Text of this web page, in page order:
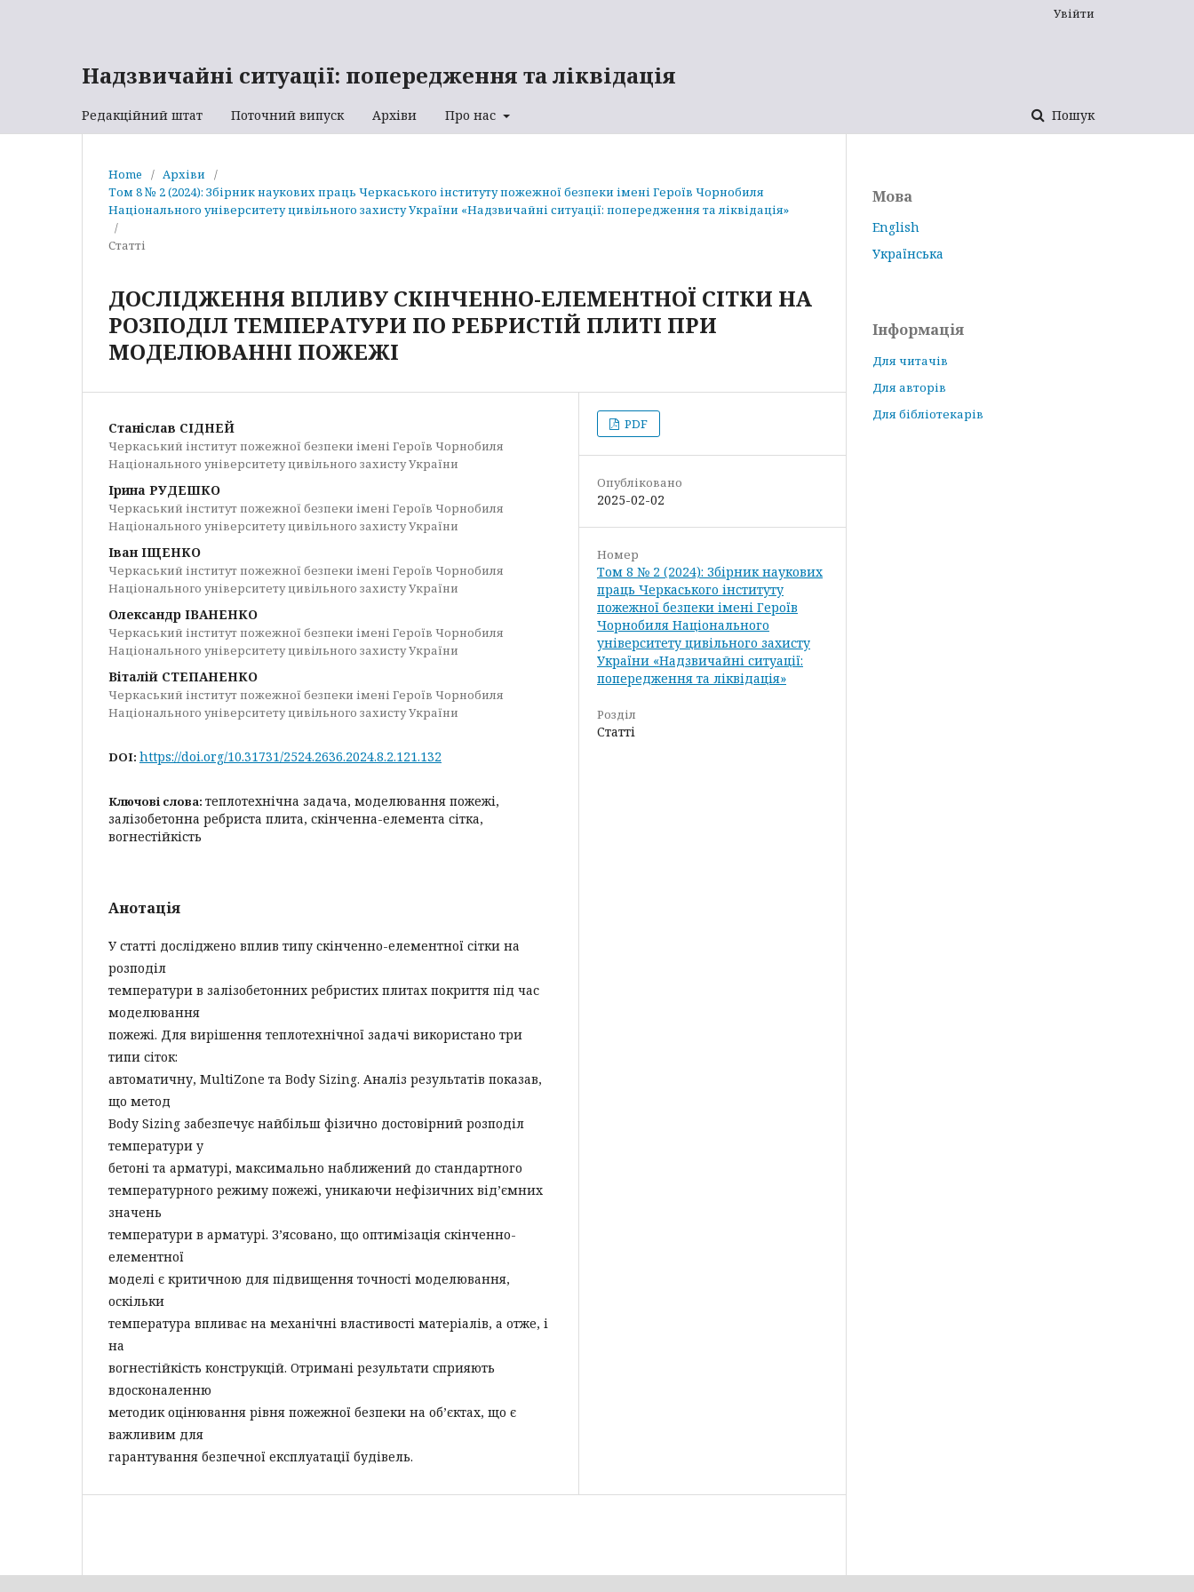
Надзвичайні ситуації: попередження та ліквідація
Редакційний штат Поточний випуск Архіви Про нас Пошук
Увійти
Home / Архіви
/
Том 8 № 2 (2024): Збірник наукових праць Черкаського інституту пожежної безпеки імені Героїв Чорнобиля
Національного університету цивільного захисту України «Надзвичайні ситуації: попередження та ліквідація»
/
Статті
ДОСЛІДЖЕННЯ ВПЛИВУ СКІНЧЕННО-ЕЛЕМЕНТНОЇ СІТКИ НА
РОЗПОДІЛ ТЕМПЕРАТУРИ ПО РЕБРИСТІЙ ПЛИТІ ПРИ
МОДЕЛЮВАННІ ПОЖЕЖІ
Станіслав СІДНЕЙ
Черкаський інститут пожежної безпеки імені Героїв Чорнобиля
Національного університету цивільного захисту України
Ірина РУДЕШКО
Черкаський інститут пожежної безпеки імені Героїв Чорнобиля
Національного університету цивільного захисту України
Іван ІЩЕНКО
Черкаський інститут пожежної безпеки імені Героїв Чорнобиля
Національного університету цивільного захисту України
Олександр ІВАНЕНКО
Черкаський інститут пожежної безпеки імені Героїв Чорнобиля
Національного університету цивільного захисту України
Віталій СТЕПАНЕНКО
Черкаський інститут пожежної безпеки імені Героїв Чорнобиля
Національного університету цивільного захисту України
DOI: https://doi.org/10.31731/2524.2636.2024.8.2.121.132
Ключові слова: теплотехнічна задача, моделювання пожежі,
залізобетонна ребриста плита, скінченна-елемента сітка,
вогнестійкість
Анотація
У статті досліджено вплив типу скінченно-елементної сітки на
розподіл
температури в залізобетонних ребристих плитах покриття під час
моделювання
пожежі. Для вирішення теплотехнічної задачі використано три
типи сіток:
автоматичну, MultiZone та Body Sizing. Аналіз результатів показав,
що метод
Body Sizing забезпечує найбільш фізично достовірний розподіл
температури у
бетоні та арматурі, максимально наближений до стандартного
температурного режиму пожежі, уникаючи нефізичних від’ємних
значень
температури в арматурі. З’ясовано, що оптимізація скінченно-
елементної
моделі є критичною для підвищення точності моделювання,
оскільки
температура впливає на механічні властивості матеріалів, а отже, і
на
вогнестійкість конструкцій. Отримані результати сприяють
вдосконаленню
методик оцінювання рівня пожежної безпеки на об’єктах, що є
важливим для
гарантування безпечної експлуатації будівель.
PDF
Опубліковано
2025-02-02
Номер
Том 8 № 2 (2024): Збірник наукових
праць Черкаського інституту
пожежної безпеки імені Героїв
Чорнобиля Національного
університету цивільного захисту
України «Надзвичайні ситуації:
попередження та ліквідація»
Розділ
Статті
Мова
English
Українська
Інформація
Для читачів
Для авторів
Для бібліотекарів